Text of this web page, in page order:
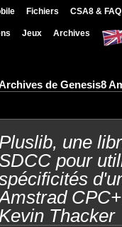
Fichiers CSA8 & FAQ
Jeux Archives
de Genesis8
Pluslib, une
SDCC pour
Kevin Thacker